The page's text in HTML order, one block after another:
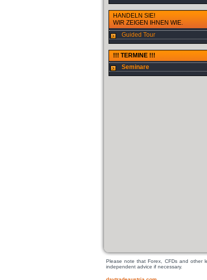
HANDELN SIE!
WIR ZEIGEN IHNEN WIE.
Guided Tour
!!! TERMINE !!!
Seminare
Please note that Forex, CFDs and other
independent advice if necessary.